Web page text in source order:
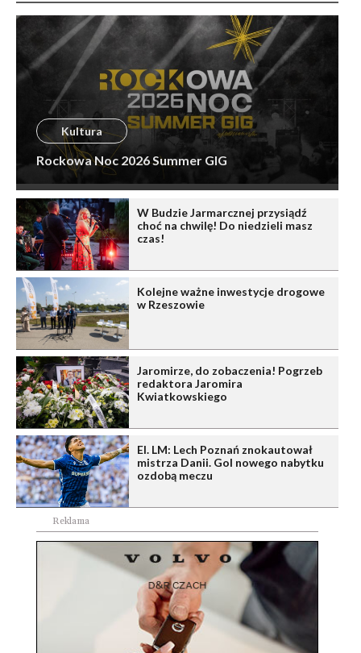
Kultura
Rockowa Noc 2026 Summer GIG
W Budzie Jarmarcznej przysiądź
choć na chwilę! Do niedzieli masz
czas!
Kolejne ważne inwestycje drogowe
w Rzeszowie
Jaromirze, do zobaczenia! Pogrzeb
redaktora Jaromira
Kwiatkowskiego
El. LM: Lech Poznań znokautował
mistrza Danii. Gol nowego nabytku
ozdobą meczu
Reklama